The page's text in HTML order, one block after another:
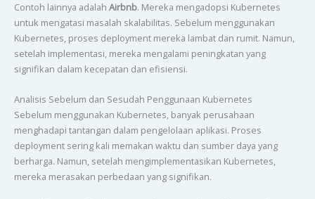
Contoh lainnya adalah Airbnb. Mereka mengadopsi Kubernetes
untuk mengatasi masalah skalabilitas. Sebelum menggunakan
Kubernetes, proses deployment mereka lambat dan rumit. Namun,
setelah implementasi, mereka mengalami peningkatan yang
signifikan dalam kecepatan dan efisiensi.
Analisis Sebelum dan Sesudah Penggunaan Kubernetes
Sebelum menggunakan Kubernetes, banyak perusahaan
menghadapi tantangan dalam pengelolaan aplikasi. Proses
deployment sering kali memakan waktu dan sumber daya yang
berharga. Namun, setelah mengimplementasikan Kubernetes,
mereka merasakan perbedaan yang signifikan.